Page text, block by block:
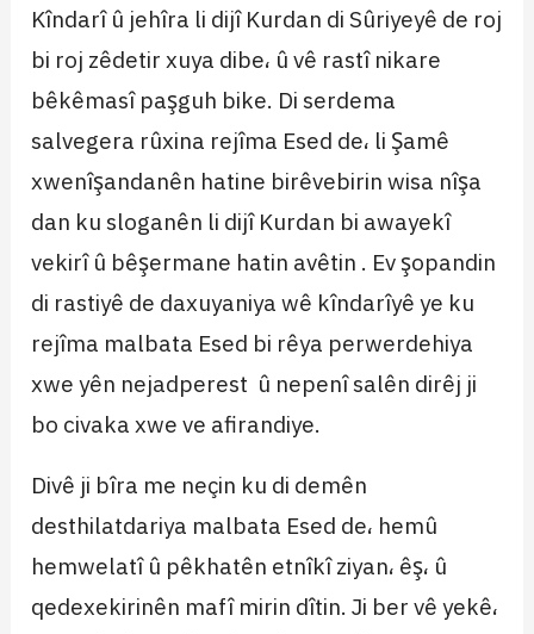
Kîndarî û jehîra li dijî Kurdan di Sûriyeyê de roj
bi roj zêdetir xuya dibe، û vê rastî nikare
bêkêmasî paşguh bike. Di serdema
salvegera rûxina rejîma Esed de، li Şamê
xwenîşandanên hatine birêvebirin wisa nîşa
dan ku sloganên li dijî Kurdan bi awayekî
vekirî û bêşermane hatin avêtin . Ev şopandin
di rastiyê de daxuyaniya wê kîndarîyê ye ku
rejîma malbata Esed bi rêya perwerdehiya
xwe yên nejadperest û nepenî salên dirêj ji
bo civaka xwe ve afirandiye.
Divê ji bîra me neçin ku di demên
desthilatdariya malbata Esed de، hemû
hemwelatî û pêkhatên etnîkî ziyan، êş، û
qedexekirinên mafî mirin dîtin. Ji ber vê yekê،